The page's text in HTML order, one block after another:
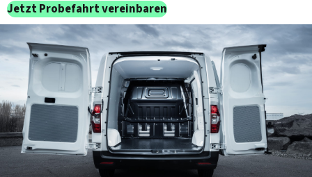
Jetzt Probefahrt vereinbaren